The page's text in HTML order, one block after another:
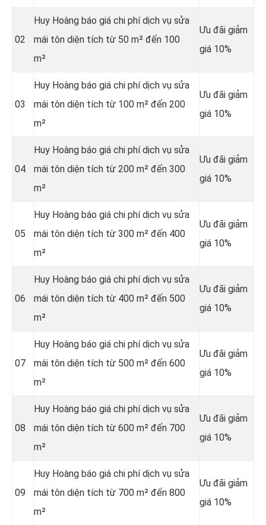
02
Huy Hoàng báo giá chi phí dịch vụ sửa
mái tôn diện tích từ 50 m² đến 100
m²
Ưu đãi giảm
giá 10%
03
Huy Hoàng báo giá chi phí dịch vụ sửa
mái tôn diện tích từ 100 m² đến 200
m²
Ưu đãi giảm
giá 10%
04
Huy Hoàng báo giá chi phí dịch vụ sửa
mái tôn diện tích từ 200 m² đến 300
m²
Ưu đãi giảm
giá 10%
05
Huy Hoàng báo giá chi phí dịch vụ sửa
mái tôn diện tích từ 300 m² đến 400
m²
Ưu đãi giảm
giá 10%
06
Huy Hoàng báo giá chi phí dịch vụ sửa
mái tôn diện tích từ 400 m² đến 500
m²
Ưu đãi giảm
giá 10%
07
Huy Hoàng báo giá chi phí dịch vụ sửa
mái tôn diện tích từ 500 m² đến 600
m²
Ưu đãi giảm
giá 10%
08
Huy Hoàng báo giá chi phí dịch vụ sửa
mái tôn diện tích từ 600 m² đến 700
m²
Ưu đãi giảm
giá 10%
09
Huy Hoàng báo giá chi phí dịch vụ sửa
mái tôn diện tích từ 700 m² đến 800
m²
Ưu đãi giảm
giá 10%